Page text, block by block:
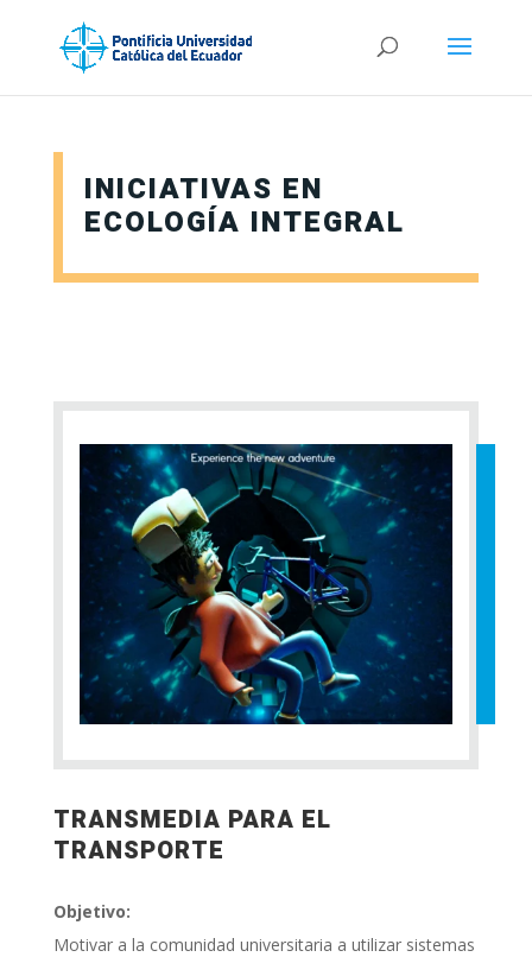
INICIATIVAS EN
ECOLOGÍA INTEGRAL
TRANSMEDIA PARA EL
TRANSPORTE
Objetivo:
Motivar a la comunidad universitaria a utilizar sistemas